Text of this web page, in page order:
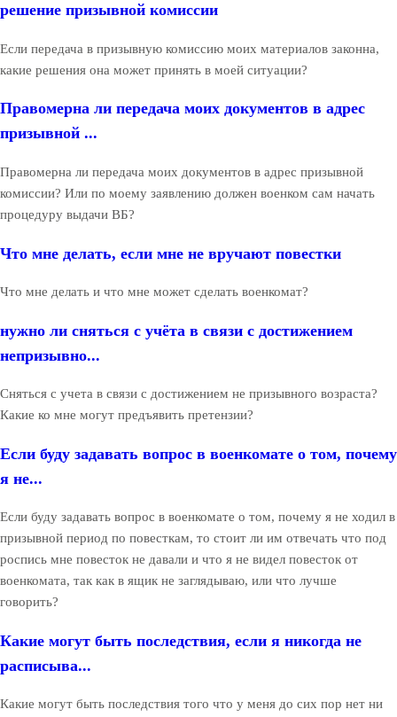
решение призывной комиссии
Если передача в призывную комиссию моих материалов законна,
какие решения она может принять в моей ситуации?
Правомерна ли передача моих документов в адрес
призывной ...
Правомерна ли передача моих документов в адрес призывной
комиссии? Или по моему заявлению должен военком сам начать
процедуру выдачи ВБ?
Что мне делать, если мне не вручают повестки
Что мне делать и что мне может сделать военкомат?
нужно ли сняться с учёта в связи с достижением
непризывно...
Сняться с учета в связи с достижением не призывного возраста?
Какие ко мне могут предъявить претензии?
Если буду задавать вопрос в военкомате о том, почему
я не...
Если буду задавать вопрос в военкомате о том, почему я не ходил в
призывной период по повесткам, то стоит ли им отвечать что под
роспись мне повесток не давали и что я не видел повесток от
военкомата, так как в ящик не заглядываю, или что лучше
говорить?
Какие могут быть последствия, если я никогда не
расписыва...
Какие могут быть последствия того что у меня до сих пор нет ни